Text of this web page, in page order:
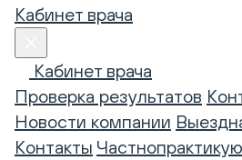
Кабинет врача
Кабинет врача
Проверка результатов
Новости компании
Контакты